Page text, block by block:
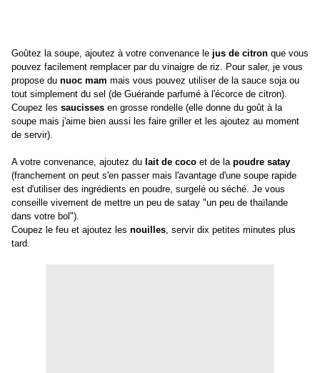
Goûtez la soupe, ajoutez à votre convenance le jus de citron que vous
pouvez facilement remplacer par du vinaigre de riz. Pour saler, je vous
propose du nuoc mam mais vous pouvez utiliser de la sauce soja ou
tout simplement du sel (de Guérande parfumé à l'écorce de citron).
Coupez les saucisses en grosse rondelle (elle donne du goût à la
soupe mais j'aime bien aussi les faire griller et les ajoutez au moment
de servir).
A votre convenance, ajoutez du lait de coco et de la poudre satay
(franchement on peut s'en passer mais l'avantage d'une soupe rapide
est d'utiliser des ingrédients en poudre, surgelé ou séché. Je vous
conseille vivement de mettre un peu de satay "un peu de thaïlande
dans votre bol ").
Coupez le feu et ajoutez les nouilles, servir dix petites minutes plus
tard.